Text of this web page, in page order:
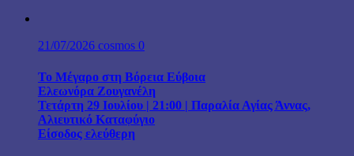
21/07/2026 cosmos 0
Το Μέγαρο στη Βόρεια Εύβοια
Ελεωνόρα Ζουγανέλη
Τετάρτη 29 Ιουλίου | 21:00 | Παραλία Αγίας Άννας,
Αλιευτικό Καταφύγιο
Είσοδος ελεύθερη